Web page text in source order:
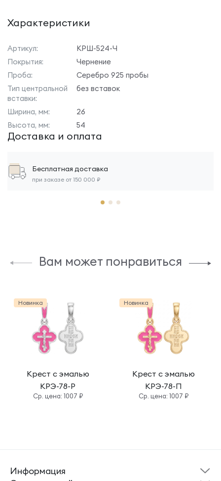
Характеристики
Артикул:
КРШ-524-Ч
Покрытия:
Чернение
Проба:
Серебро 925 пробы
Тип центральной
вставки:
без вставок
Ширина, мм:
26
Высота, мм:
54
Доставка и оплата
Бесплатная доставка
при заказе от 150 000 ₽
Вам может понравиться
Новинка
Крест с эмалью
КРЭ-78-Р
Cр. цена: 1007 ₽
Новинка
Крест с эмалью
КРЭ-78-П
Cр. цена: 1007 ₽
Информация
Склад готовой